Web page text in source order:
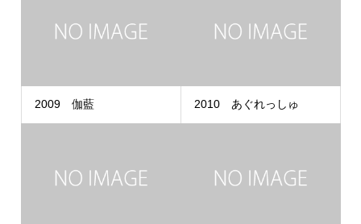
2009 伽藍 2010 あぐれっしゅ